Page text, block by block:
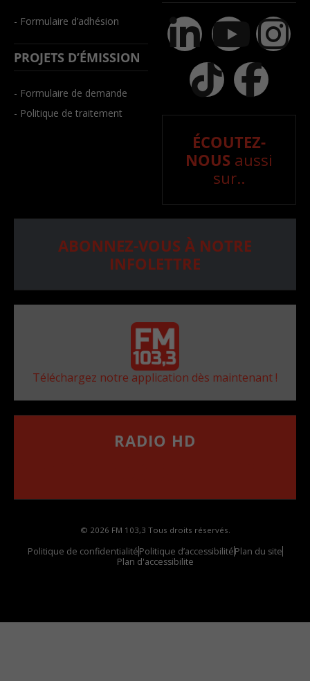
- Formulaire d’adhésion
PROJETS D’ÉMISSION
- Formulaire de demande
- Politique de traitement
ÉCOUTEZ-
NOUS aussi
sur..
ABONNEZ-VOUS À NOTRE
INFOLETTRE
Téléchargez notre application dès maintenant !
RADIO HD
© 2026 FM 103,3 Tous droits réservés.
Politique de confidentialitéPolitique d’accessibilitéPlan du site
Plan d'accessibilite